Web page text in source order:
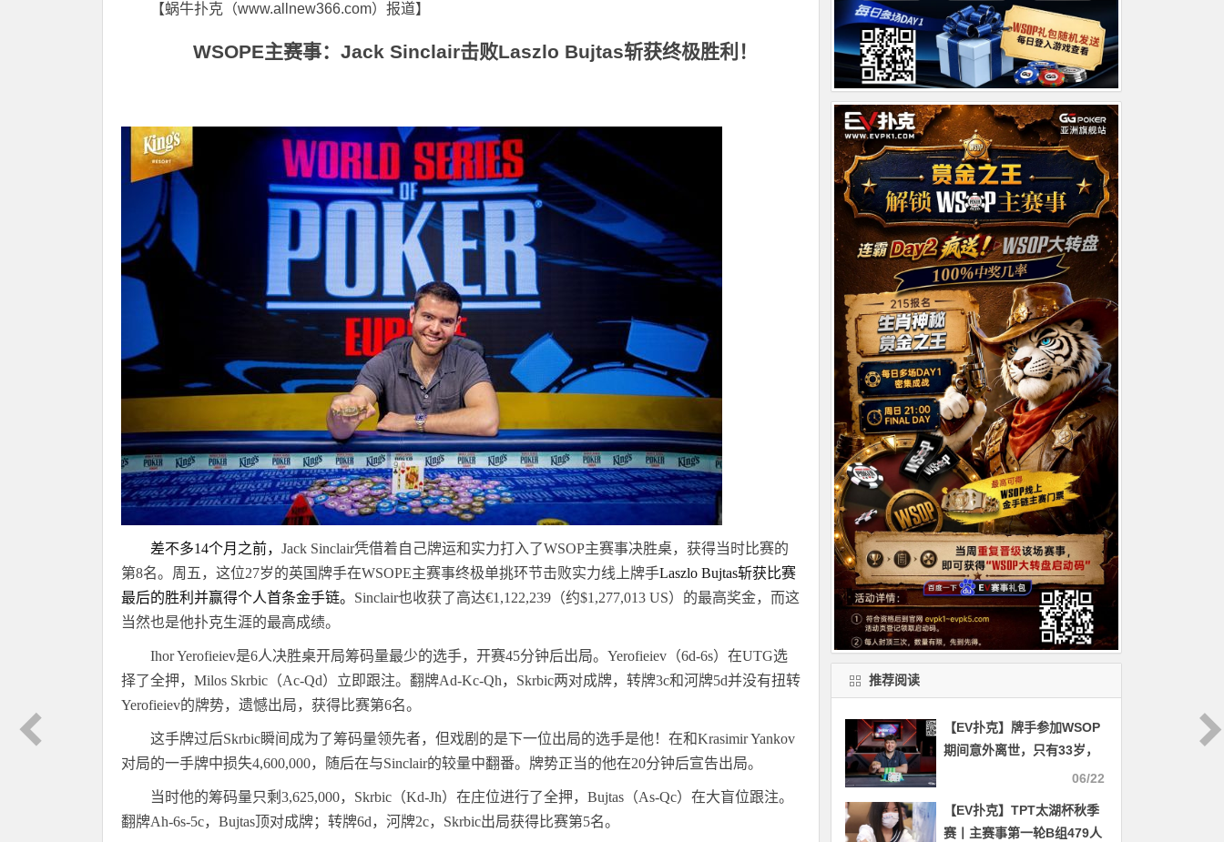
【蜗牛扑克（www.allnew366.com）报道】
WSOPE主赛事：Jack Sinclair击败Laszlo Bujtas斩获终极胜利！
差不多14个月之前， Jack Sinclair凭借着自己牌运和实力打入了WSOP主赛事决胜桌，获得当时比赛的
第8名。周五，这位27岁的英国牌手在WSOPE主赛事终极单挑环节击败实力线上牌手Laszlo Bujtas斩获比赛
最后的胜利并赢得个人首条金手链。 Sinclair也收获了高达€1,122,239 （约$1,277,013 US）的最高奖金，而这
当然也是他扑克生涯的最高成绩。
Ihor Yerofieiev是6人决胜桌开局筹码量最少的选手，开赛45分钟后出局。 Yerofieiev （6d-6s）在UTG选
择了全押， Milos Skrbic （Ac-Qd）立即跟注。翻牌Ad-Kc-Qh， Skrbic两对成牌，转牌3c和河牌5d并没有扭转
Yerofieiev的牌势，遗憾出局，获得比赛第6名。
这手牌过后Skrbic瞬间成为了筹码量领先者，但戏剧的是下一位出局的选手是他！在和Krasimir Yankov
对局的一手牌中损失4,600,000，随后在与Sinclair的较量中翻番。牌势正当的他在20分钟后宣告出局。
当时他的筹码量只剩 3,625,000， Skrbic （Kd-Jh）在庄位进行了全押， Bujtas （As-Qc）在大盲位跟注。
翻牌Ah-6s-5c， Bujtas顶对成牌；转牌6d，河牌2c， Skrbic出局获得比赛第5名。
推荐阅读
【EV扑克】牌手参加WSOP
期间意外离世，只有33岁，
去年刚拿到第一条金手链06/22
【EV扑克】TPT太湖杯秋季
赛丨主赛事第一轮B组479人